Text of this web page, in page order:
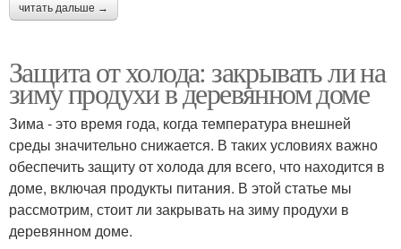
читать дальше →
Защита от холода: закрывать ли на
зиму продухи в деревянном доме
Зима - это время года, когда температура внешней
среды значительно снижается. В таких условиях важно
обеспечить защиту от холода для всего, что находится в
доме, включая продукты питания. В этой статье мы
рассмотрим, стоит ли закрывать на зиму продухи в
деревянном доме.